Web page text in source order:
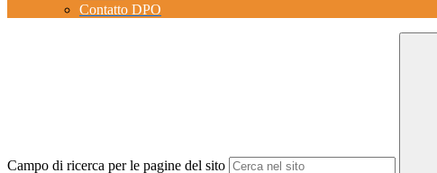
Contatto DPO
Campo di ricerca per le pagine del sito